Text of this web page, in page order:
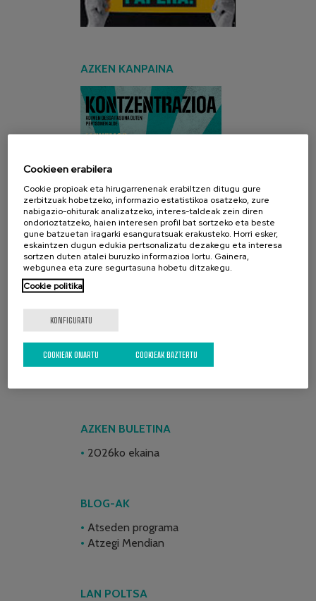
AZKEN KANPAINA
SARE SOZIALAK
AZKEN BULETINA
2026ko ekaina
BLOG-AK
Atseden programa
Atzegi Mendian
LAN POLTSA
Cookieen erabilera
Cookie propioak eta hirugarrenenak erabiltzen ditugu gure
zerbitzuak hobetzeko, informazio estatistikoa osatzeko, zure
nabigazio-ohiturak analizatzeko, interes-taldeak zein diren
ondorioztatzeko, haien interesen profil bat sortzeko eta beste
gune batzuetan iragarki esanguratsuak erakusteko. Horri esker,
eskaintzen dugun edukia pertsonalizatu dezakegu eta interesa
sortzen duten atalei buruzko informazioa lortu. Gainera,
webgunea eta zure segurtasuna hobetu ditzakegu.
Cookie politika
KONFIGURATU
COOKIEAK BAZTERTU
COOKIEAK ONARTU